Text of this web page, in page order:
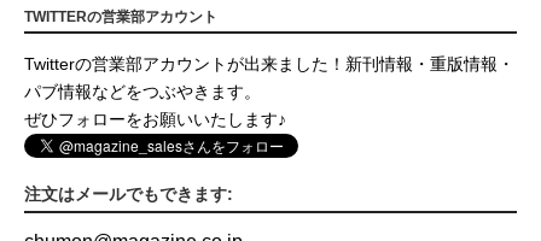
TWITTERの営業部アカウント
Twitterの営業部アカウントが出来ました！新刊情報・重版情報・
パブ情報などをつぶやきます。
ぜひフォローをお願いいたします♪
注文はメールでもできます: